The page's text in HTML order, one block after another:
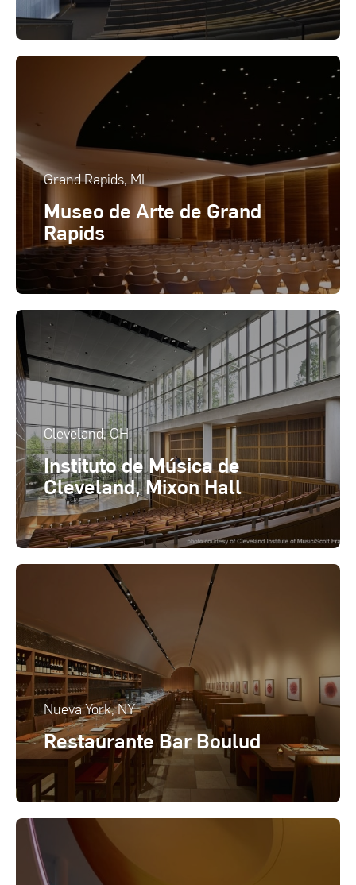
Grand Rapids, MI
Museo de Arte de Grand
Rapids
Cleveland, OH
Instituto de Música de
Cleveland, Mixon Hall
Nueva York, NY
Restaurante Bar Boulud